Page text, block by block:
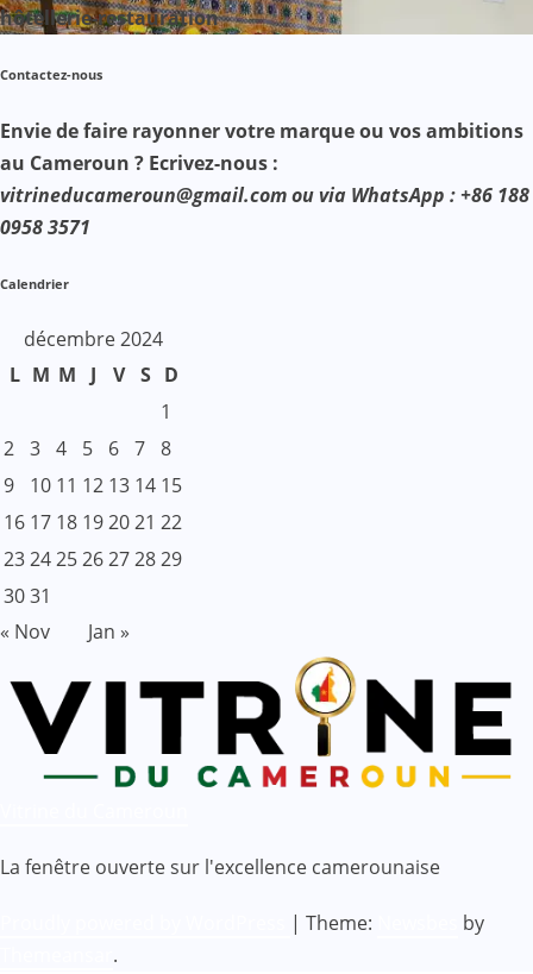
hôtellerie-restauration
Contactez-nous
Envie de faire rayonner votre marque ou vos ambitions
au Cameroun ? Ecrivez-nous :
vitrineducameroun@gmail.com ou via WhatsApp : +86 188
0958 3571
Calendrier
décembre 2024
L M M J V S D
1
2 3 4 5 6 7 8
9
10 11 12 13 14 15
16 17 18 192021 22
23242526272829
3031
« Nov
Jan »
La fenêtre ouverte sur l'excellence camerounaise
| Theme:
by
.